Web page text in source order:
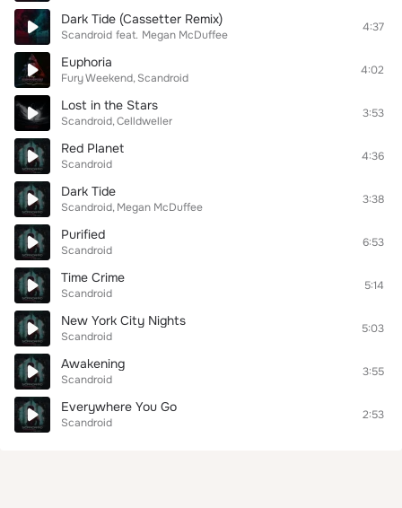
Dark Tide (Cassetter Remix)
Scandroid feat. Megan McDuffee
4:37
Euphoria
Fury Weekend Scandroid
4:02
Lost in the Stars
Scandroid Celldweller
3:53
Red Planet
Scandroid
4:36
Dark Tide
Scandroid Megan McDuffee
3:38
Purified
Scandroid
6:53
Time Crime
Scandroid
5:14
New York City Nights
Scandroid
5:03
Awakening
Scandroid
3:55
Everywhere You Go
Scandroid
2:53